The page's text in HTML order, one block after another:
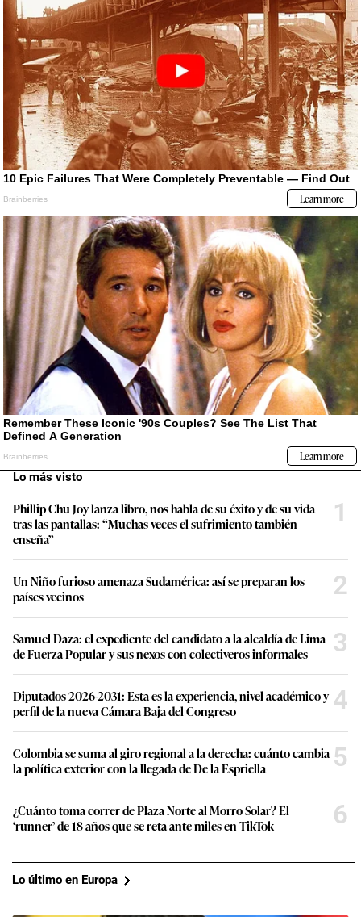
Lo más visto
Phillip Chu Joy lanza libro, nos habla de su éxito y de su vida
tras las pantallas: “Muchas veces el sufrimiento también
enseña”
1
Un Niño furioso amenaza Sudamérica: así se preparan los
países vecinos
2
Samuel Daza: el expediente del candidato a la alcaldía de Lima
de Fuerza Popular y sus nexos con colectiveros informales
3
Diputados 2026-2031: Esta es la experiencia, nivel académico y
perfil de la nueva Cámara Baja del Congreso
4
Colombia se suma al giro regional a la derecha: cuánto cambia
la política exterior con la llegada de De la Espriella
5
¿Cuánto toma correr de Plaza Norte al Morro Solar? El
‘runner’ de 18 años que se reta ante miles en TikTok
6
Lo último en Europa